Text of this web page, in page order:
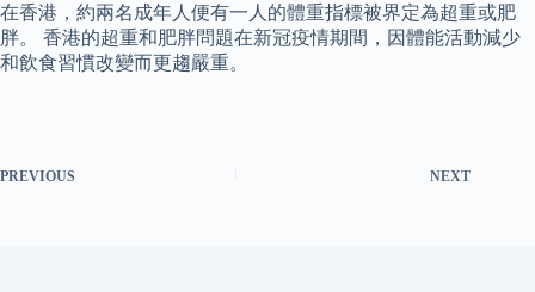
在香港，約兩名成年人便有一人的體重指標被界定為超重或肥
胖。 香港的超重和肥胖問題在新冠疫情期間，因體能活動減少
和飲食習慣改變而更趨嚴重。
PREVIOUS NEXT